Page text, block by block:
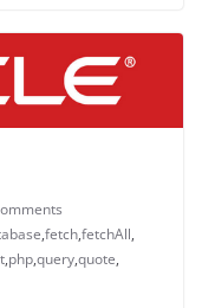
,fetch,fetchAll,
,php,query,quote,